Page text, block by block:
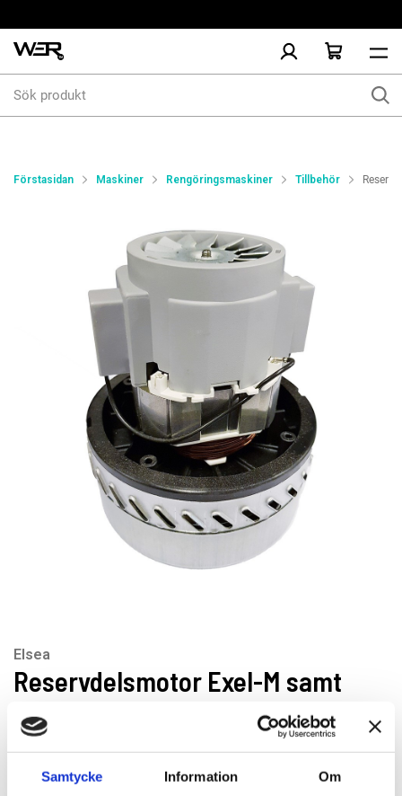
Samtycke Information Om
produkt
Förstasidan Maskiner Rengöringsmaskiner Tillbehör
Elsea
Reservdelsmotor Exel-M samt
estro
Artikelnr: MO10302BP
Rekommenderat pris: 1 480.00 kr